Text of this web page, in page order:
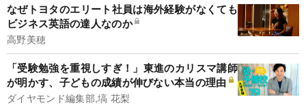
なぜトヨタのエリート社員は海外経験がなくても
ビジネス英語の達人なのか
高野美穂
「受験勉強を重視しすぎ！」東進のカリスマ講師
が明かす、子どもの成績が伸びない本当の理由
ダイヤモンド編集部,塙 花梨